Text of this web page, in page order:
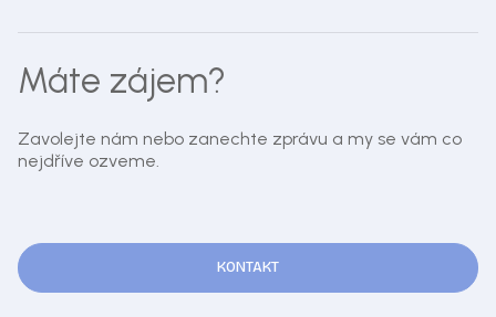
Máte zájem?
Zavolejte nám nebo zanechte zprávu a my se vám co
nejdříve ozveme.
KONTAKT